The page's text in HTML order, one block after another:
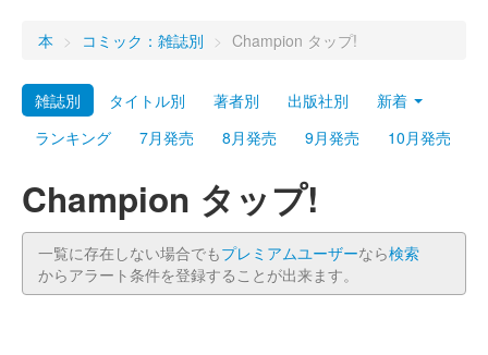
Myシェルフ
プレミアム
本 > コミック：雑誌別 > Champion タップ!
雑誌別 タイトル別 著者別 出版社別
新着
ランキング
7月発売 8月発売 9月発売 10月発売
Champion タップ!
一覧に存在しない場合でもプレミアムユーザーなら検索
からアラート条件を登録することが出来ます。